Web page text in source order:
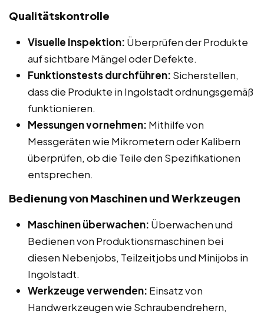
Qualitätskontrolle
Visuelle Inspektion: Überprüfen der Produkte
auf sichtbare Mängel oder Defekte.
Funktionstests durchführen: Sicherstellen,
dass die Produkte in Ingolstadt ordnungsgemäß
funktionieren.
Messungen vornehmen: Mithilfe von
Messgeräten wie Mikrometern oder Kalibern
überprüfen, ob die Teile den Spezifikationen
entsprechen.
Bedienung von Maschinen und Werkzeugen
Maschinen überwachen: Überwachen und
Bedienen von Produktionsmaschinen bei
diesen Nebenjobs, Teilzeitjobs und Minijobs in
Ingolstadt.
Werkzeuge verwenden: Einsatz von
Handwerkzeugen wie Schraubendrehern,